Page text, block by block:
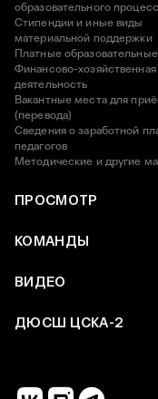
образовательного
Стипендии и иные виды
материальной поддержки
Платные образовательные
Финансово-хозяйственная
деятельность
Вакантные места для
(перевода)
Сведения о заработной
педагогов
Методические и другие
ПРОСМОТР
КОМАНДЫ
ВИДЕО
ДЮСШ ЦСКА-2